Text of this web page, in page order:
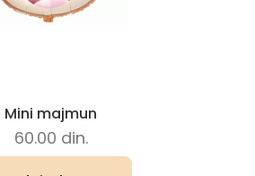
Mini majmun
60.00 din.